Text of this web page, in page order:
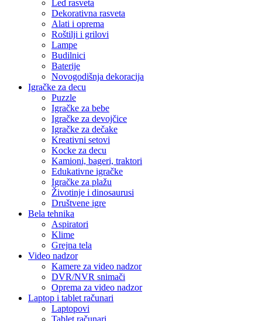
Led rasveta
Dekorativna rasveta
Alati i oprema
Roštilji i grilovi
Lampe
Budilnici
Baterije
Novogodišnja dekoracija
Igračke za decu
Puzzle
Igračke za bebe
Igračke za devojčice
Igračke za dečake
Kreativni setovi
Kocke za decu
Kamioni, bageri, traktori
Edukativne igračke
Igračke za plažu
Životinje i dinosaurusi
Društvene igre
Bela tehnika
Aspiratori
Klime
Grejna tela
Video nadzor
Kamere za video nadzor
DVR/NVR snimači
Oprema za video nadzor
Laptop i tablet računari
Laptopovi
Tablet računari